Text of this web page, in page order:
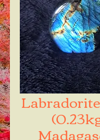
Labradorite